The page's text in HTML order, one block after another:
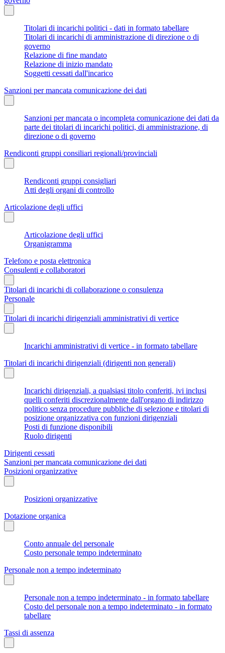
Titolari di incarichi politici - dati in formato tabellare
Titolari di incarichi di amministrazione di direzione o di
governo
Relazione di fine mandato
Relazione di inizio mandato
Soggetti cessati dall'incarico
Sanzioni per mancata comunicazione dei dati
Sanzioni per mancata o incompleta comunicazione dei dati da
parte dei titolari di incarichi politici, di amministrazione, di
direzione o di governo
Rendiconti gruppi consiliari regionali/provinciali
Rendiconti gruppi consigliari
Atti degli organi di controllo
Articolazione degli uffici
Articolazione degli uffici
Organigramma
Telefono e posta elettronica
Consulenti e collaboratori
Titolari di incarichi di collaborazione o consulenza
Personale
Titolari di incarichi dirigenziali amministrativi di vertice
Incarichi amministrativi di vertice - in formato tabellare
Titolari di incarichi dirigenziali (dirigenti non generali)
Incarichi dirigenziali, a qualsiasi titolo conferiti, ivi inclusi
quelli conferiti discrezionalmente dall'organo di indirizzo
politico senza procedure pubbliche di selezione e titolari di
posizione organizzativa con funzioni dirigenziali
Posti di funzione disponibili
Ruolo dirigenti
Dirigenti cessati
Sanzioni per mancata comunicazione dei dati
Posizioni organizzative
Posizioni organizzative
Dotazione organica
Conto annuale del personale
Costo personale tempo indeterminato
Personale non a tempo indeterminato
Personale non a tempo indeterminato - in formato tabellare
Costo del personale non a tempo indeterminato - in formato
tabellare
Tassi di assenza